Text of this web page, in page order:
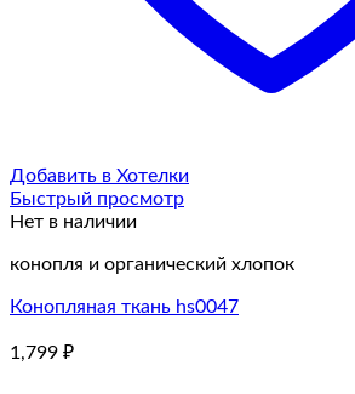
Добавить в Хотелки
Быстрый просмотр
Нет в наличии
конопля и органический хлопок
Конопляная ткань hs0047
1,799 ₽